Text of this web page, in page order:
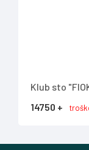
Klub sto
14750 +